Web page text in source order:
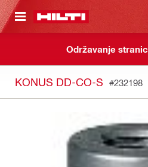
GLAVNI SADRŽAJ
Održavanje
KONUS DD-CO-S #232198